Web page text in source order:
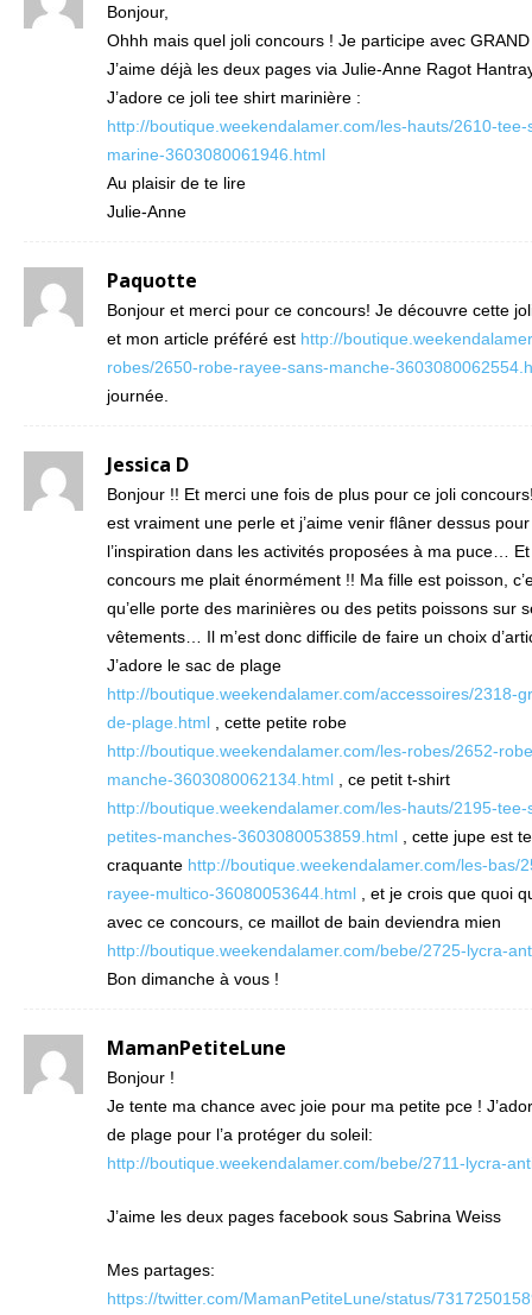
Bonjour,
Ohhh mais quel joli concours ! Je participe avec
J’aime déjà les deux pages via Julie-Anne Ragot
J’adore ce joli tee shirt marinière :
http://boutique.weekendalamer.com/les-hauts/2610-
marine-3603080061946.html
Au plaisir de te lire
Julie-Anne
Paquotte
Bonjour et merci pour ce concours! Je découvre cette
et mon article préféré est http://
robes/2650-robe-rayee-sans-manche-
journée.
Jessica D
Bonjour !! Et merci une fois de plus pour ce joli
est vraiment une perle et j’aime venir flâner dessus
l’inspiration dans les activités proposées à ma puce…
concours me plait énormément !! Ma fille est poisson,
qu’elle porte des marinières ou des petits poissons sur
vêtements… Il m’est donc difficile de faire un choix
J’adore le sac de plage
http://boutique.weekendalamer.com/accessoires/2318-
de-plage.html , cette petite robe
http://boutique.weekendalamer.com/les-robes/2652-
manche-3603080062134.html , ce petit t-shirt
http://boutique.weekendalamer.com/les-hauts/2195-tee-
petites-manches-3603080053859.html , cette jupe est
craquante http://boutique.weekendalamer.com/les-bas/
rayee-multico-36080053644.html , et je crois que quoi
avec ce concours, ce maillot de bain deviendra mien
http://boutique.weekendalamer.com/bebe/2725-lycra-
Bon dimanche à vous !
MamanPetiteLune
Bonjour !
Je tente ma chance avec joie pour ma petite pce !
de plage pour l’a protéger du soleil:
http://boutique.weekendalamer.com/bebe/2711-lycra-
J’aime les deux pages facebook sous Sabrina Weiss
Mes partages:
https://twitter.com/MamanPetiteLune/status/